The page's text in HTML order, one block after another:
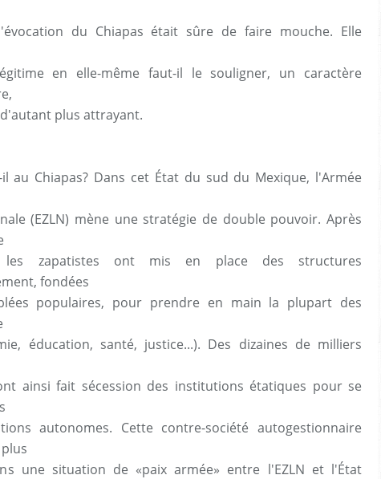
du Chiapas était sûre de faire mouche. Elle
en elle-même faut-il le souligner, un caractère
plus attrayant.
il au Chiapas? Dans cet État du sud du Mexique, l'Armée
(EZLN) mène une stratégie de double pouvoir. Après
les zapatistes ont mis en place des structures
fondées
populaires, pour prendre en main la plupart des
éducation, santé, justice...). Des dizaines de milliers
ainsi fait sécession des institutions étatiques pour se
autonomes. Cette contre-société autogestionnaire
une situation de «paix armée» entre l'EZLN et l'État